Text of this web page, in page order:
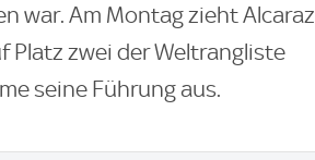
war. Am Montag zieht Alcaraz
Platz zwei der Weltrangliste
seine Führung aus.